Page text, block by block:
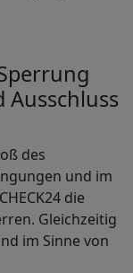
Ausschluss
des
und im
die
Gleichzeitig
im Sinne von